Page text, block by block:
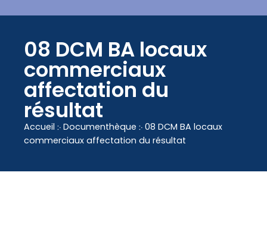
principal
08 DCM BA locaux
commerciaux
affectation du
résultat
Accueil ჻ Documenthèque ჻ 08 DCM BA locaux
commerciaux affectation du résultat